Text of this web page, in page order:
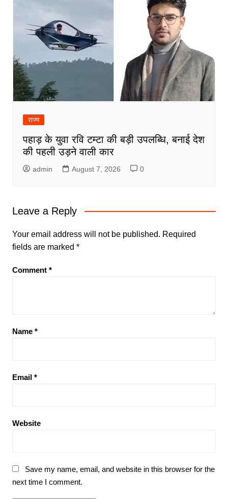
राज्य
पहाड़ के युवा रवि टम्टा की बड़ी उपलब्धि, बनाई देश
की पहली उड़ने वाली कार
admin August 7, 2026 0
Leave a Reply
Your email address will not be published. Required
fields are marked *
Comment *
Name *
Email *
Website
Save my name, email, and website in this browser for the
next time I comment.